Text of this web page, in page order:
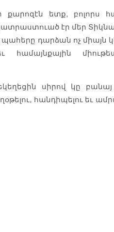
ետք, բոլորս
էր մեր
պահերը դարձան ոչ միայն
համայնքային
սիրով կը
հանդիպելու եւ